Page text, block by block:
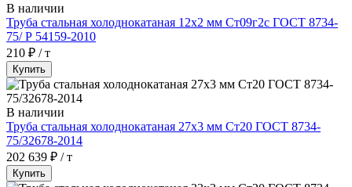
В наличии
Труба стальная холоднокатаная 12х2 мм Ст09г2с ГОСТ 8734-
75/ Р 54159-2010
210 ₽ / т
Купить
В наличии
Труба стальная холоднокатаная 27х3 мм Ст20 ГОСТ 8734-
75/32678-2014
202 639 ₽ / т
Купить